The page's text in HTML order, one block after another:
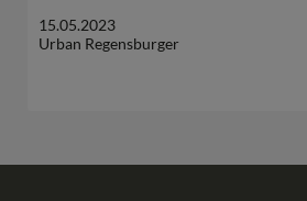
15.05.2023
Urban Regensburger